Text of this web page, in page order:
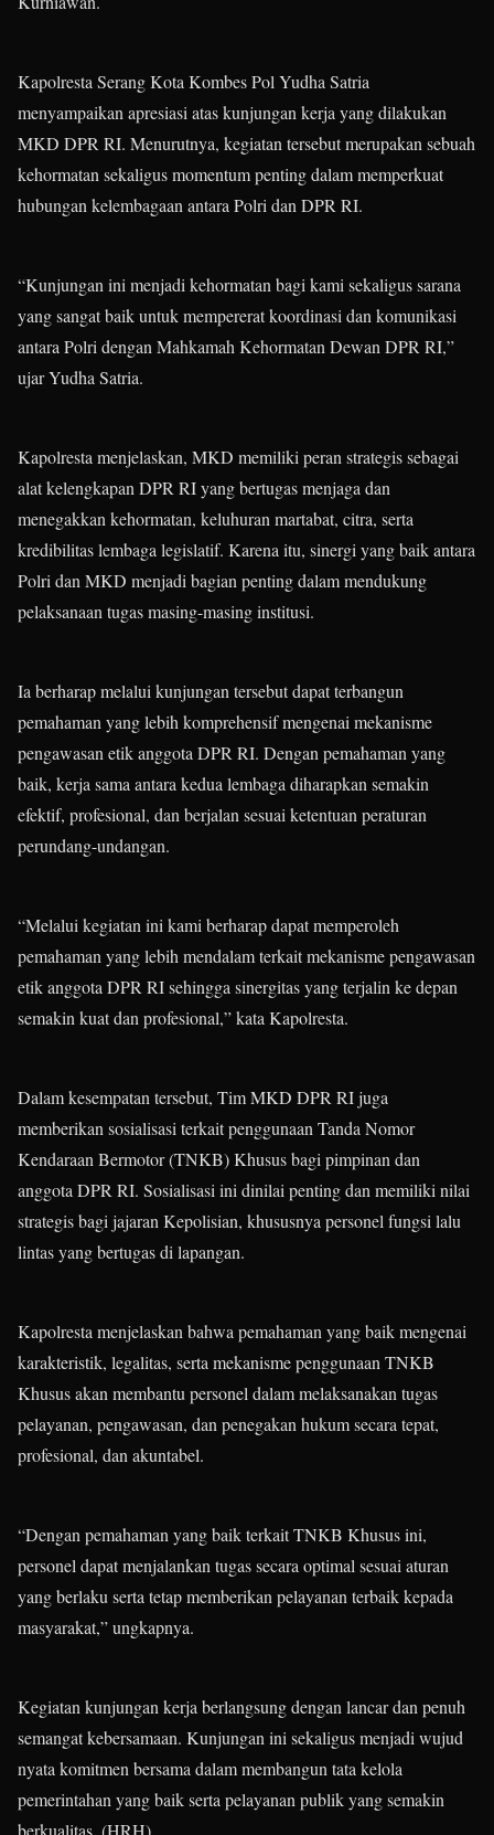
Kapolresta Serang Kota Kombes Pol Yudha Satria
menyampaikan apresiasi atas kunjungan kerja yang dilakukan
MKD DPR RI. Menurutnya, kegiatan tersebut merupakan sebuah
kehormatan sekaligus momentum penting dalam memperkuat
hubungan kelembagaan antara Polri dan DPR RI.
“Kunjungan ini menjadi kehormatan bagi kami sekaligus sarana
yang sangat baik untuk mempererat koordinasi dan komunikasi
antara Polri dengan Mahkamah Kehormatan Dewan DPR RI,”
ujar Yudha Satria.
Kapolresta menjelaskan, MKD memiliki peran strategis sebagai
alat kelengkapan DPR RI yang bertugas menjaga dan
menegakkan kehormatan, keluhuran martabat, citra, serta
kredibilitas lembaga legislatif. Karena itu, sinergi yang baik antara
Polri dan MKD menjadi bagian penting dalam mendukung
pelaksanaan tugas masing-masing institusi.
Ia berharap melalui kunjungan tersebut dapat terbangun
pemahaman yang lebih komprehensif mengenai mekanisme
pengawasan etik anggota DPR RI. Dengan pemahaman yang
baik, kerja sama antara kedua lembaga diharapkan semakin
efektif, profesional, dan berjalan sesuai ketentuan peraturan
perundang-undangan.
“Melalui kegiatan ini kami berharap dapat memperoleh
pemahaman yang lebih mendalam terkait mekanisme pengawasan
etik anggota DPR RI sehingga sinergitas yang terjalin ke depan
semakin kuat dan profesional,” kata Kapolresta.
Dalam kesempatan tersebut, Tim MKD DPR RI juga
memberikan sosialisasi terkait penggunaan Tanda Nomor
Kendaraan Bermotor (TNKB) Khusus bagi pimpinan dan
anggota DPR RI. Sosialisasi ini dinilai penting dan memiliki nilai
strategis bagi jajaran Kepolisian, khususnya personel fungsi lalu
lintas yang bertugas di lapangan.
Kapolresta menjelaskan bahwa pemahaman yang baik mengenai
karakteristik, legalitas, serta mekanisme penggunaan TNKB
Khusus akan membantu personel dalam melaksanakan tugas
pelayanan, pengawasan, dan penegakan hukum secara tepat,
profesional, dan akuntabel.
“Dengan pemahaman yang baik terkait TNKB Khusus ini,
personel dapat menjalankan tugas secara optimal sesuai aturan
yang berlaku serta tetap memberikan pelayanan terbaik kepada
masyarakat,” ungkapnya.
Kegiatan kunjungan kerja berlangsung dengan lancar dan penuh
semangat kebersamaan. Kunjungan ini sekaligus menjadi wujud
nyata komitmen bersama dalam membangun tata kelola
pemerintahan yang baik serta pelayanan publik yang semakin
berkualitas. (HRH)